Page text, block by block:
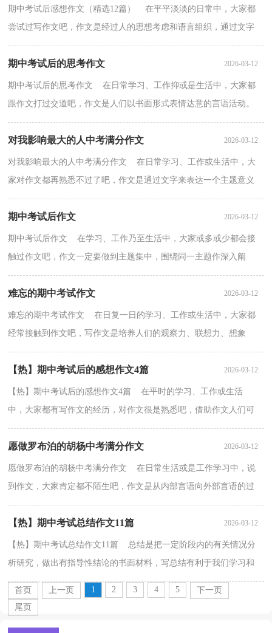
期中考试后感想作文（精选12篇） 在平平淡淡的日常中，大家都
尝试过写作文吧，作文是经过人的思想考虑和语言组织，通过文字
来表达一个主题意义的记叙方法。你所见过的作文是什么样...
期中考试后的思考作文 2026-03-12
期中考试后的思考作文 在日常学习、工作抑或是生活中，大家都
跟作文打过交道吧，作文是人们以书面形式表情达意的言语活动。
相信很多朋友都对写作文感到非常苦恼吧，下面是小编...
对我影响最大的人中考满分作文 2026-03-12
对我影响最大的人中考满分作文 在日常学习、工作或生活中，大
家对作文都再熟悉不过了吧，作文是通过文字来表达一个主题意义
的记叙方法。那么一般作文是怎么写的呢？以下是小编...
期中考试后作文 2026-03-12
期中考试后作文 在学习、工作乃至生活中，大家或多或少都会接
触过作文吧，作文一定要做到主题集中，围绕同一主题作深入阐
述，切忌东拉西扯，主题涣散甚至无主题。那么，怎么去写作文...
难忘的期中考试作文 2026-03-12
难忘的期中考试作文 在日复一日的学习、工作或生活中，大家都
经常接触到作文吧，写作文是培养人们的观察力、联想力、想象
力、思考力和记忆力的重要手段。你所见过的作文是什...
【热】期中考试后的感想作文4篇 2026-03-12
【热】期中考试后的感想作文4篇 在平时的学习、工作或生活
中，大家都有写作文的经历，对作文很是熟悉吧，借助作文人们可
以反映客观事物、表达思想感情、传递知识信息。一篇什...
愿做罗布泊的胡杨中考满分作文 2026-03-12
愿做罗布泊的胡杨中考满分作文 在日常生活或是工作学习中，说
到作文，大家肯定都不陌生吧，作文是从内部言语向外部言语的过
渡，即从经过压缩的简要的、自己能明白的语言，向开展的...
【热】期中考试总结作文11篇 2026-03-12
【热】期中考试总结作文11篇 总结是把一定阶段内的有关情况分
析研究，做出有指导性结论的书面材料，写总结有利于我们学习和
工作能力的提高，为此我们要做好回顾，写好总结。那么...
首页
上一页 1 2 3 4 5
下一页
尾页